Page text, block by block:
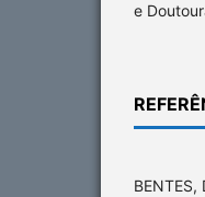
e